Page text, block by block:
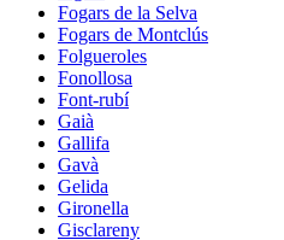
Fogars de la Selva
Fogars de Montclús
Folgueroles
Fonollosa
Font-rubí
Gaià
Gallifa
Gavà
Gelida
Gironella
Gisclareny